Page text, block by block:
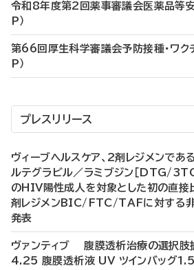
令和8年度第2回薬事審議会医薬品等
P）
第66回厚生科学審議会予防接種・ワク
P）
プレスリリース
ヴィーブヘルスケア、2剤レジメンであ
ルテグラビル／ラミブジン［DTG/3TC
のHIV陽性成人を対象とした初の直接
剤レジメンBIC/FTC/TAFに対する非
発表
ヴァンティブ 腹膜透析治療の選択肢
4.25 腹膜透析液 UV ツインバッグ